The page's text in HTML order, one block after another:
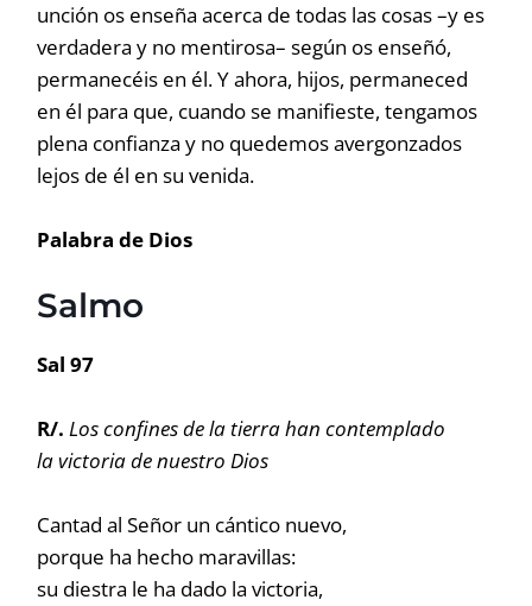
unción os enseña acerca de todas las cosas –y es
verdadera y no mentirosa– según os enseñó,
permanecéis en él. Y ahora, hijos, permaneced
en él para que, cuando se manifieste, tengamos
plena confianza y no quedemos avergonzados
lejos de él en su venida.
Palabra de Dios
Salmo
Sal 97
R/. Los confines de la tierra han contemplado
la victoria de nuestro Dios
Cantad al Señor un cántico nuevo,
porque ha hecho maravillas:
su diestra le ha dado la victoria,